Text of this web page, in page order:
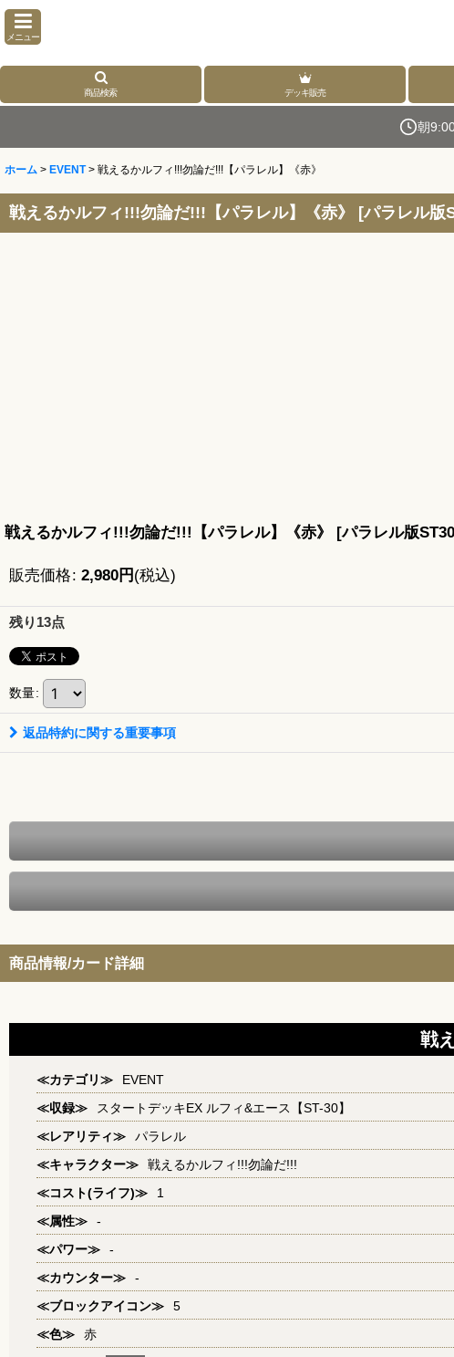
メニュー
商品検索 デッキ販売
朝
ホーム > EVENT > 戦えるかルフィ!!!勿論だ!!!【パラレル】《赤》
戦えるかルフィ!!!勿論だ!!!【パラレル】《赤》 [パラレル版
戦えるかルフィ!!!勿論だ!!!【パラレル】《赤》 [パラレル版
販売価格: 2,980円 (税込)
残り13点
数量:
返品特約に関する重要事項
商品情報/カード詳細
戦
≪カテゴリ≫
EVENT
≪収録≫
スタートデッキEX ルフィ&エース【ST-30】
≪レアリティ≫
パラレル
≪キャラクター≫
戦えるかルフィ!!!勿論だ!!!
≪コスト(ライフ)≫
1
≪属性≫
-
≪パワー≫
-
≪カウンター≫
-
≪ブロックアイコン≫
5
≪色≫
赤